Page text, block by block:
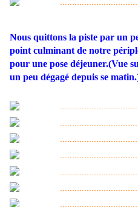
Nous quittons la piste par un
point culminant de notre
pour une pose déjeuner.(Vue
un peu dégagé depuis se